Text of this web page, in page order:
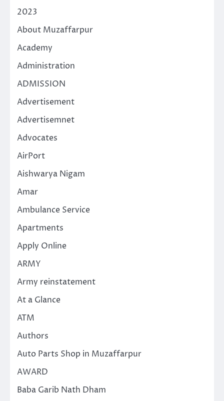
2023
About Muzaffarpur
Academy
Administration
ADMISSION
Advertisement
Advertisemnet
Advocates
AirPort
Aishwarya Nigam
Amar
Ambulance Service
Apartments
Apply Online
ARMY
Army reinstatement
At a Glance
ATM
Authors
Auto Parts Shop in Muzaffarpur
AWARD
Baba Garib Nath Dham